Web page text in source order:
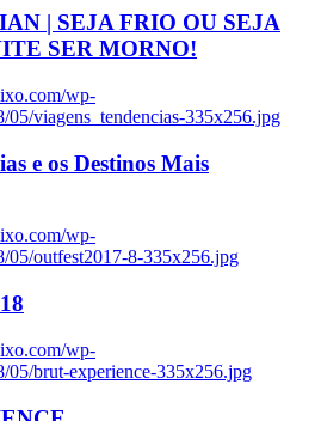
| SEJA FRIO OU SEJA
SER MORNO!
wp-
05/viagens_tendencias-335x256.jpg
e os Destinos Mais
wp-
05/outfest2017-8-335x256.jpg
wp-
05/brut-experience-335x256.jpg